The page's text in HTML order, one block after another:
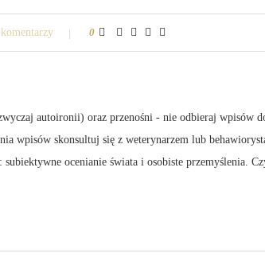
0
autoironii) oraz przenośni - nie odbieraj wpisów
wpisów skonsultuj się z weterynarzem lub
ocenianie świata i osobiste przemyślenia.